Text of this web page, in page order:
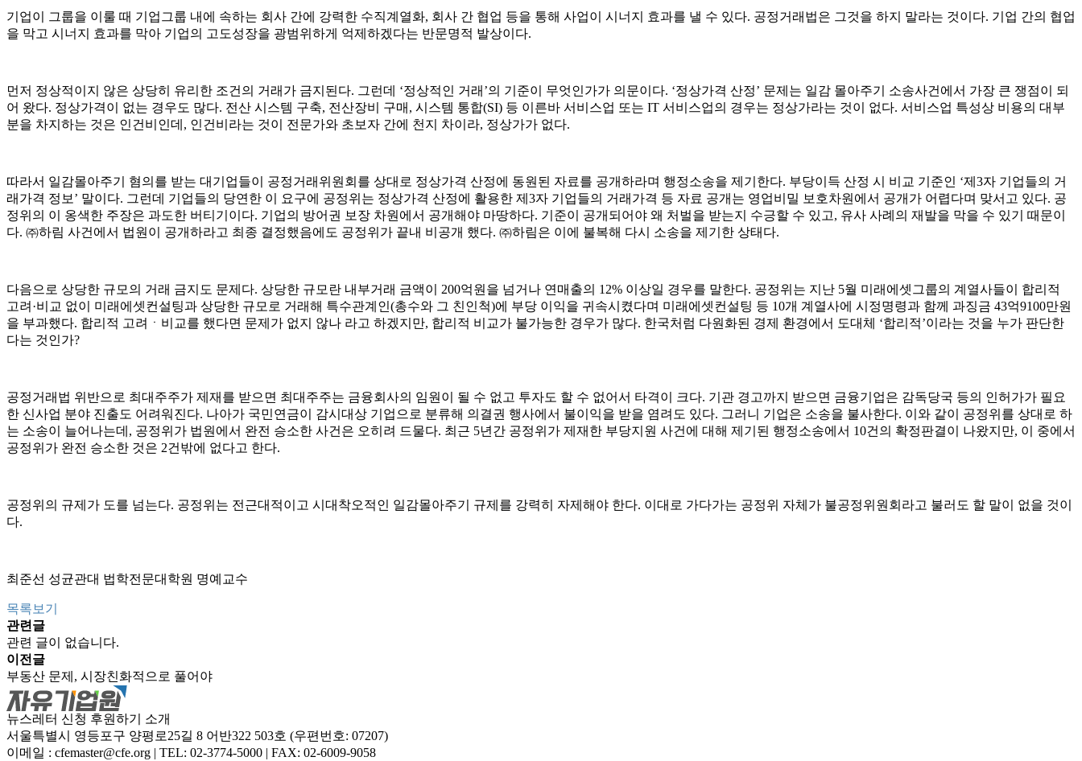
기업이 그룹을 이룰 때 기업그룹 내에 속하는 회사 간에 강력한 수직계열화, 회사 간 협업 등을 통해 사업이 시너지 효과를 낼 수 있다. 공정거래법은 그것을 하지 말라는 것이다. 기업 간의 협업
을 막고 시너지 효과를 막아 기업의 고도성장을 광범위하게 억제하겠다는 반문명적 발상이다.
먼저 정상적이지 않은 상당히 유리한 조건의 거래가 금지된다. 그런데 ‘정상적인 거래’의 기준이 무엇인가가 의문이다. ‘정상가격 산정’ 문제는 일감 몰아주기 소송사건에서 가장 큰 쟁점이 되
어 왔다. 정상가격이 없는 경우도 많다. 전산 시스템 구축, 전산장비 구매, 시스템 통합(SI) 등 이른바 서비스업 또는 IT 서비스업의 경우는 정상가라는 것이 없다. 서비스업 특성상 비용의 대부
분을 차지하는 것은 인건비인데, 인건비라는 것이 전문가와 초보자 간에 천지 차이라, 정상가가 없다.
따라서 일감몰아주기 혐의를 받는 대기업들이 공정거래위원회를 상대로 정상가격 산정에 동원된 자료를 공개하라며 행정소송을 제기한다. 부당이득 산정 시 비교 기준인 ‘제3자 기업들의 거
래가격 정보’ 말이다. 그런데 기업들의 당연한 이 요구에 공정위는 정상가격 산정에 활용한 제3자 기업들의 거래가격 등 자료 공개는 영업비밀 보호차원에서 공개가 어렵다며 맞서고 있다. 공
정위의 이 옹색한 주장은 과도한 버티기이다. 기업의 방어권 보장 차원에서 공개해야 마땅하다. 기준이 공개되어야 왜 처벌을 받는지 수긍할 수 있고, 유사 사례의 재발을 막을 수 있기 때문이
다. ㈜하림 사건에서 법원이 공개하라고 최종 결정했음에도 공정위가 끝내 비공개 했다. ㈜하림은 이에 불복해 다시 소송을 제기한 상태다.
다음으로 상당한 규모의 거래 금지도 문제다. 상당한 규모란 내부거래 금액이 200억원을 넘거나 연매출의 12% 이상일 경우를 말한다. 공정위는 지난 5월 미래에셋그룹의 계열사들이 합리적
고려·비교 없이 미래에셋컨설팅과 상당한 규모로 거래해 특수관계인(총수와 그 친인척)에 부당 이익을 귀속시켰다며 미래에셋컨설팅 등 10개 계열사에 시정명령과 함께 과징금 43억9100만원
을 부과했다. 합리적 고려ㆍ비교를 했다면 문제가 없지 않나 라고 하겠지만, 합리적 비교가 불가능한 경우가 많다. 한국처럼 다원화된 경제 환경에서 도대체 ‘합리적’이라는 것을 누가 판단한
다는 것인가?
공정거래법 위반으로 최대주주가 제재를 받으면 최대주주는 금융회사의 임원이 될 수 없고 투자도 할 수 없어서 타격이 크다. 기관 경고까지 받으면 금융기업은 감독당국 등의 인허가가 필요
한 신사업 분야 진출도 어려워진다. 나아가 국민연금이 감시대상 기업으로 분류해 의결권 행사에서 불이익을 받을 염려도 있다. 그러니 기업은 소송을 불사한다. 이와 같이 공정위를 상대로 하
는 소송이 늘어나는데, 공정위가 법원에서 완전 승소한 사건은 오히려 드물다. 최근 5년간 공정위가 제재한 부당지원 사건에 대해 제기된 행정소송에서 10건의 확정판결이 나왔지만, 이 중에서
공정위가 완전 승소한 것은 2건밖에 없다고 한다.
공정위의 규제가 도를 넘는다. 공정위는 전근대적이고 시대착오적인 일감몰아주기 규제를 강력히 자제해야 한다. 이대로 가다가는 공정위 자체가 불공정위원회라고 불러도 할 말이 없을 것이
다.
최준선 성균관대 법학전문대학원 명예교수
목록보기
관련글
관련 글이 없습니다.
이전글
부동산 문제, 시장친화적으로 풀어야
뉴스레터 신청 후원하기
소개
서울특별시 영등포구 양평로25길 8 어반322 503호 (우편번호: 07207)
이메일 : cfemaster@cfe.org | TEL: 02-3774-5000 | FAX: 02-6009-9058